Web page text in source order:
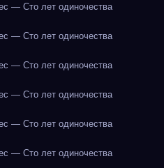
— Сто лет одиночества
— Сто лет одиночества
— Сто лет одиночества
— Сто лет одиночества
— Сто лет одиночества
— Сто лет одиночества